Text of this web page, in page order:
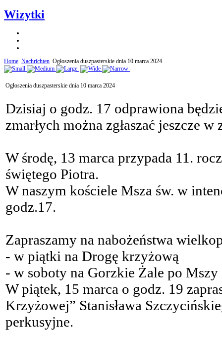
Wizytki
Home Nachrichten Ogłoszenia duszpasterskie dnia 10 marca 2024
Ogłoszenia duszpasterskie dnia 10 marca 2024
Dzisiaj o godz. 17 odprawiona
zmarłych można zgłaszać jeszcze
W środę, 13 marca przypada 11.
świętego Piotra.
W naszym kościele Msza św. w
godz.17.
Zapraszamy na nabożeństwa
- w piątki na Drogę krzyżową
- w soboty na Gorzkie Żale po Mszy
W piątek, 15 marca o godz. 19
Krzyżowej” Stanisława
perkusyjne.